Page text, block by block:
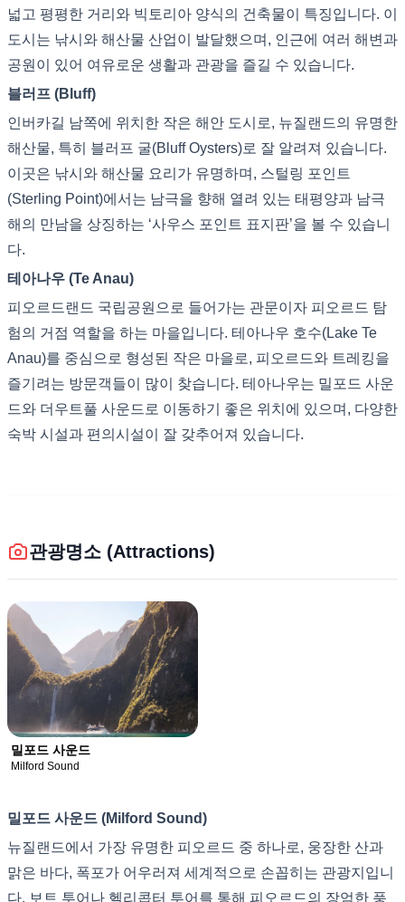
넓고 평평한 거리와 빅토리아 양식의 건축물이 특징입니다. 이
도시는 낚시와 해산물 산업이 발달했으며, 인근에 여러 해변과
공원이 있어 여유로운 생활과 관광을 즐길 수 있습니다.
블러프 (Bluff)
인버카길 남쪽에 위치한 작은 해안 도시로, 뉴질랜드의 유명한
해산물, 특히 블러프 굴(Bluff Oysters)로 잘 알려져 있습니다.
이곳은 낚시와 해산물 요리가 유명하며, 스털링 포인트
(Sterling Point)에서는 남극을 향해 열려 있는 태평양과 남극
해의 만남을 상징하는 ‘사우스 포인트 표지판’을 볼 수 있습니
다.
테아나우 (Te Anau)
피오르드랜드 국립공원으로 들어가는 관문이자 피오르드 탐
험의 거점 역할을 하는 마을입니다. 테아나우 호수(Lake Te
Anau)를 중심으로 형성된 작은 마을로, 피오르드와 트레킹을
즐기려는 방문객들이 많이 찾습니다. 테아나우는 밀포드 사운
드와 더우트풀 사운드로 이동하기 좋은 위치에 있으며, 다양한
숙박 시설과 편의시설이 잘 갖추어져 있습니다.
관광명소 (Attractions)
밀포드 사운드
Milford Sound
밀포드 사운드 (Milford Sound)
뉴질랜드에서 가장 유명한 피오르드 중 하나로, 웅장한 산과
맑은 바다, 폭포가 어우러져 세계적으로 손꼽히는 관광지입니
다. 보트 투어나 헬리콥터 투어를 통해 피오르드의 장엄한 풍